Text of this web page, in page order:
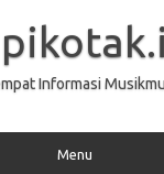
Informasi
Menu